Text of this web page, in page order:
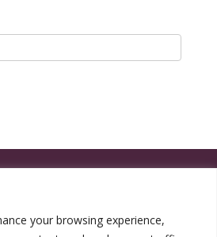
your browsing experience,